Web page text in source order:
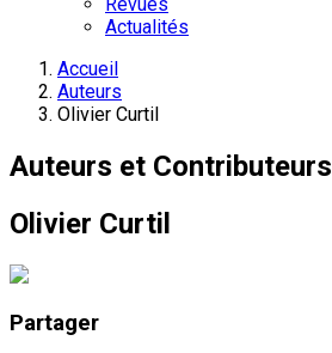
Actualités
Accueil
Auteurs
Olivier Curtil
Auteurs et Contributeurs
Olivier Curtil
Partager